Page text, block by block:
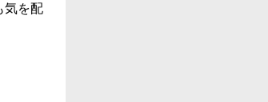
気を配